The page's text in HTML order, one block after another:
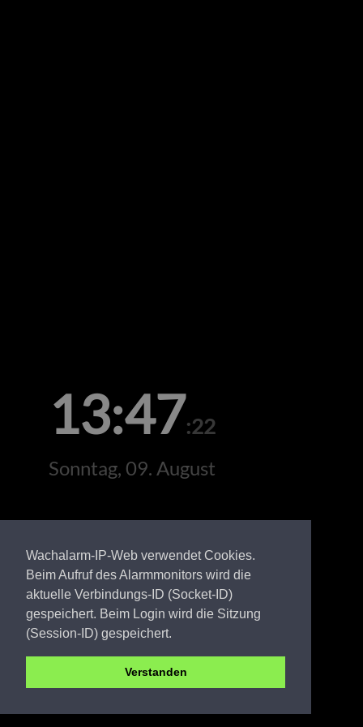
Wachalarm-IP-Web verwendet Cookies.
Beim Aufruf des Alarmmonitors wird die
aktuelle Verbindungs-ID (Socket-ID)
gespeichert. Beim Login wird die Sitzung
(Session-ID) gespeichert.
Verstanden
13:47:22
Sonntag, 09. August
SPN FW Kackrow